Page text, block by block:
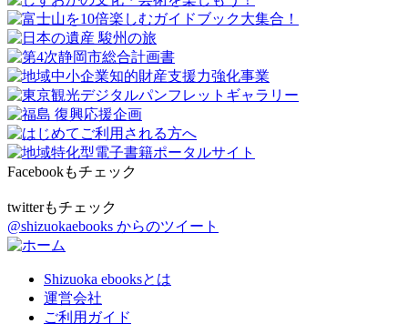
Facebookもチェック
twitterもチェック
@shizuokaebooks からのツイート
Shizuoka ebooksとは
運営会社
ご利用ガイド